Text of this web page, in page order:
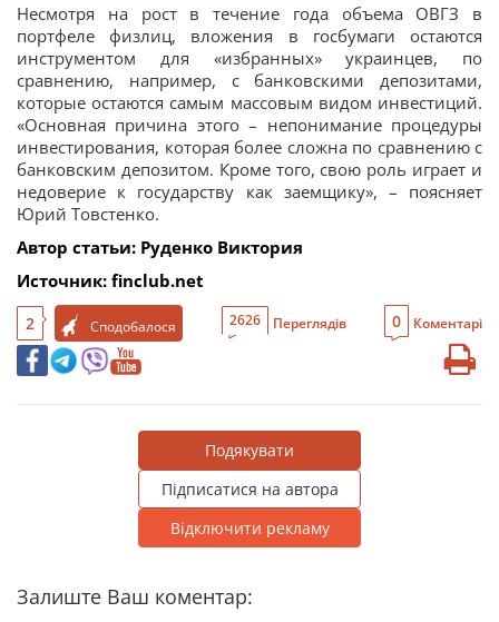
Несмотря на рост в течение года объема ОВГЗ в
портфеле физлиц, вложения в госбумаги остаются
инструментом для «избранных» украинцев, по
сравнению, например, с банковскими депозитами,
которые остаются самым массовым видом инвестиций.
«Основная причина этого – непонимание процедуры
инвестирования, которая более сложна по сравнению с
банковским депозитом. Кроме того, свою роль играет и
недоверие к государству как заемщику», – поясняет
Юрий Товстенко.
Автор статьи: Руденко Виктория
Источник: finclub.net
2 Сподобалося 2626 Переглядів 0 Коментарі
Подякувати
Підписатися на автора
Відключити рекламу
Залиште Ваш коментар: